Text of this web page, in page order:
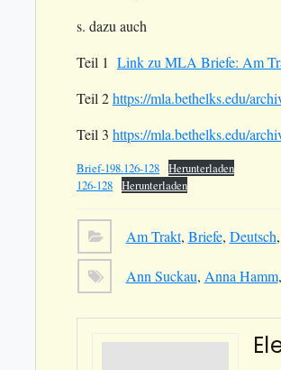
s. dazu auch
Teil 1 Link zu MLA Briefe: Am
Teil 2https://mla.bethelks.edu/
Teil 3 https://mla.bethelks.edu/
Brief-198.126-128 Herunterladen
126-128 Herunterladen
Am Trakt, Briefe, Deutsch,
Ann Suckau, Anna Hamm,